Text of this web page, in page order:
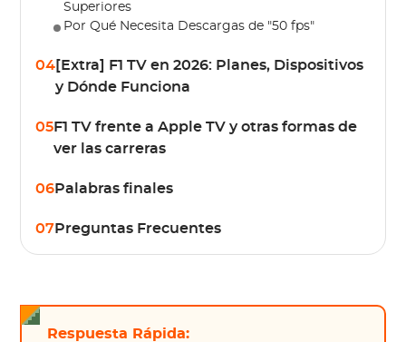
Superiores
Por Qué Necesita Descargas de "50 fps"
04[Extra] F1 TV en 2026: Planes, Dispositivos
y Dónde Funciona
05F1 TV frente a Apple TV y otras formas de
ver las carreras
06Palabras finales
07Preguntas Frecuentes
Respuesta Rápida: